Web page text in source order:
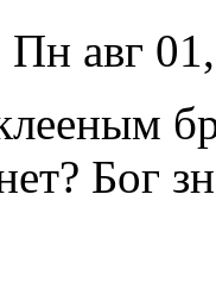
Пн авг
Бог